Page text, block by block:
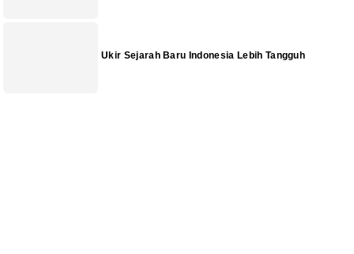
Ukir Sejarah Baru Indonesia Lebih Tangguh